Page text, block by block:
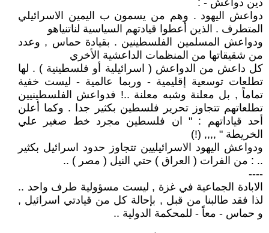
دين دواعش - :
دواعش اليهود . وهم من يسمون ب اليمين الاسرائيلي
المتطرف . الذين أعطوا قيادتهم السياسية لناتنياهو
ودواعش المسلمين الفلسطينين . بقيادة حماس , وعدد
من شقيقاتها من المنظمات الداعشية الأخري
كل داعش من الدواعش ( اسرائيلية أو فلسطينية ) . لها
تطلعات توسعية إقليمية - وربما عالمية - ليست خفية
تماماً , بل معلنة وشبه معلنة ..! فدواعش الفلسطينيين
تطلعاتهم تتجاوز تحرير فلسطين بكثير جدا . وكما أعلن
أحد قياداتهم : " ان فلسطين مجرد خط صغير علي
الخريطة " ,,,, (!)
ودواعش اليهود الاسرائيليين تتجاوز حدود اسرائيل بكثير
.. : من الفرات ( العراق ) حتي النيل ( مصر ) ..
----
الابادة الجماعية في غزة , ليست مسؤولية طرف واحد ..
لذا فقد طالبنا من قبل , بإحالة كل من قيادتي اسرائيل ,
و حماس - معاً - للمحكمة الدولية ..